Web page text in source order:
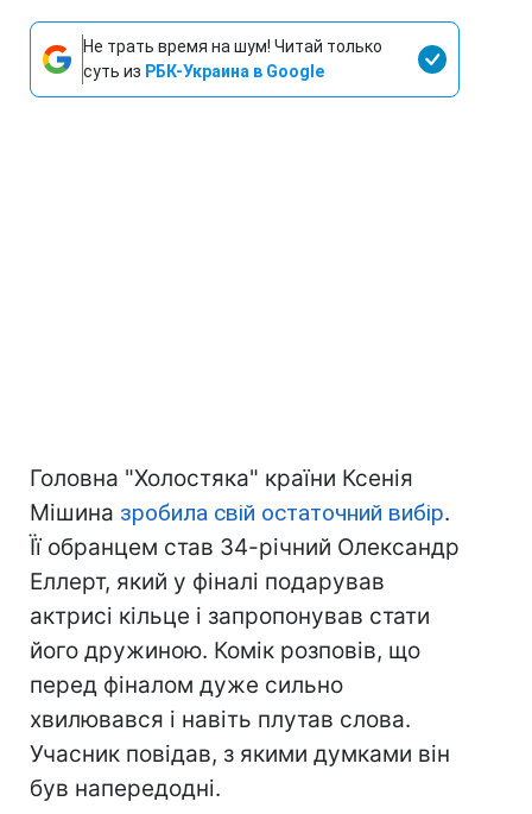
Не трать время на шум! Читай только
суть из РБК-Украина в Google
Головна "Холостяка" країни Ксенія
Мішина зробила свій остаточний вибір.
Її обранцем став 34-річний Олександр
Еллерт, який у фіналі подарував
актрисі кільце і запропонував стати
його дружиною. Комік розповів, що
перед фіналом дуже сильно
хвилювався і навіть плутав слова.
Учасник повідав, з якими думками він
був напередодні.